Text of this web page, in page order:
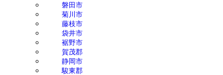
磐田市
菊川市
藤枝市
袋井市
裾野市
賀茂郡
静岡市
駿東郡